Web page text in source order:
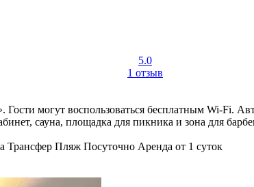
5.0
1 отзыв
могут воспользоваться бесплатным Wi-Fi.
сауна, площадка для пикника и зона для
Трансфер Пляж Посуточно Аренда от 1 суток